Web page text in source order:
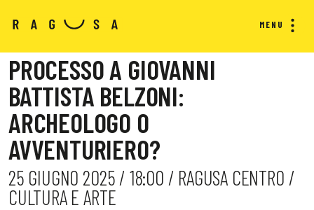
MENU
PROCESSO A GIOVANNI
BATTISTA BELZONI:
ARCHEOLOGO O
AVVENTURIERO?
25 GIUGNO 2025 / 18:00 / RAGUSA CENTRO /
CULTURA E ARTE